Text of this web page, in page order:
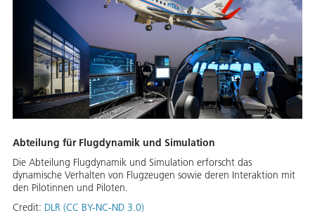
Abteilung für Flugdynamik und Simulation
Die Abteilung Flugdynamik und Simulation erforscht das
dynamische Verhalten von Flugzeugen sowie deren Interaktion mit
den Pilotinnen und Piloten.
Credit: DLR (CC BY-NC-ND 3.0)